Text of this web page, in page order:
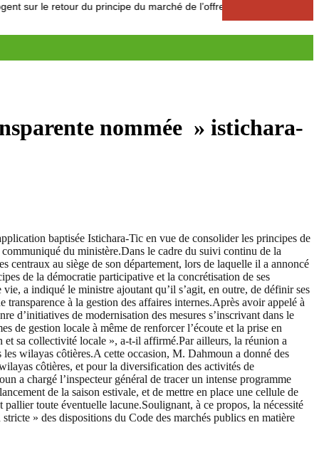
du principe du marché de l’offre et de la demande
nommée » istichara-
baptisée Istichara-Tic en vue de consolider les principes de
du ministère.Dans le cadre du suivi continu de la
centraux au siège de son département, lors de laquelle il a annoncé
de la démocratie participative et la concrétisation de ses
a indiqué le ministre ajoutant qu’il s’agit, en outre, de définir ses
à la gestion des affaires internes.Après avoir appelé à
d’initiatives de modernisation des mesures s’inscrivant dans le
de gestion locale à même de renforcer l’écoute et la prise en
sa collectivité locale », a-t-il affirmé.Par ailleurs, la réunion a
wilayas côtières.A cette occasion, M. Dahmoun a donné des
côtières, et pour la diversification des activités de
a chargé l’inspecteur général de tracer un intense programme
de la saison estivale, et de mettre en place une cellule de
toute éventuelle lacune.Soulignant, à ce propos, la nécessité
» des dispositions du Code des marchés publics en matière